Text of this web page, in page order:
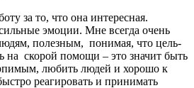
за то, что она интересная.
эмоции. Мне всегда очень
полезным, понимая, что цель-
на скорой помощи – это значит быть
любить людей и хорошо к
реагировать и принимать